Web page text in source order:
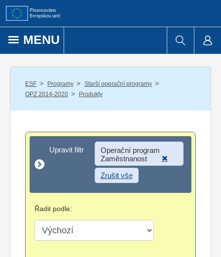
Přejít k obsahu
MENU
ESF / Programy / Starší operační programy /
OPZ 2014-2020 / Produkty
Upravit filtr
Upravit filtr
Operační program
Zaměstnanost
Zrušit vše
Řadit podle: